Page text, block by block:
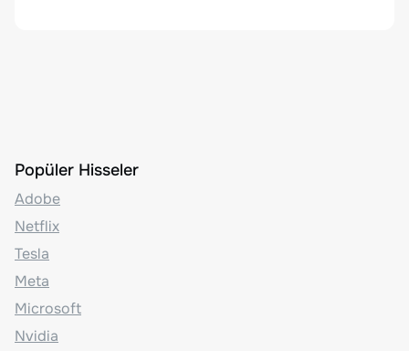
Popüler Hisseler
Adobe
Netflix
Tesla
Meta
Microsoft
Nvidia